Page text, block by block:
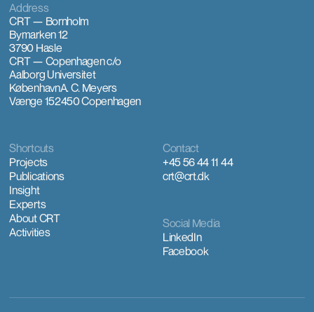
Contact
+45 56 44 11 44
crt@crt.dk
Shortcuts
Projects
Publications
Insight
Experts
About CRT
Activities
Social Media
LinkedIn
Facebook
Address
CRT — Bornholm
Bymarken 12
3790 Hasle
CRT — Copenhagenc/o
Aalborg Universitet
KøbenhavnA. C. Meyers
Vænge 152450 Copenhagen